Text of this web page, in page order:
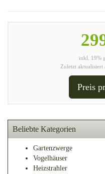
inkl. 19%
Zuletzt aktualisiert
Preis
Beliebte Kategorien
Gartenzwerge
Vogelhäuser
Heizstrahler